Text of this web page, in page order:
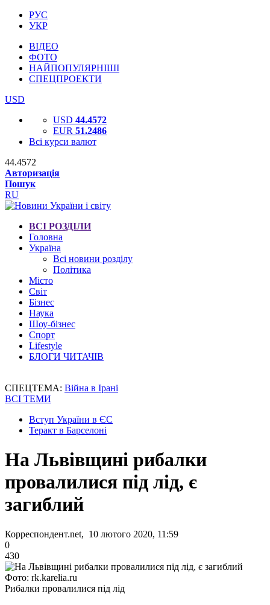
РУС
УКР
ВІДЕО
ФОТО
НАЙПОПУЛЯРНІШІ
СПЕЦПРОЕКТИ
USD
USD 44.4572
EUR 51.2486
Всі курси валют
44.4572
Авторизація
Пошук
RU
ВСІ РОЗДІЛИ
Головна
Україна
Всі новини розділу
Політика
Місто
Світ
Бізнес
Наука
Шоу-бізнес
Спорт
Lifestyle
БЛОГИ ЧИТАЧІВ
СПЕЦТЕМА: Війна в Ірані
ВСІ ТЕМИ
Вступ України в ЄС
Теракт в Барселоні
На Львівщині рибалки
провалилися під лід, є
загиблий
Корреспондент.net, 10 лютого 2020, 11:59
0
430
Фото: rk.karelia.ru
Рибалки провалилися під лід